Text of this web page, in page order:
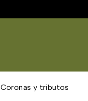
Coronas y tributos